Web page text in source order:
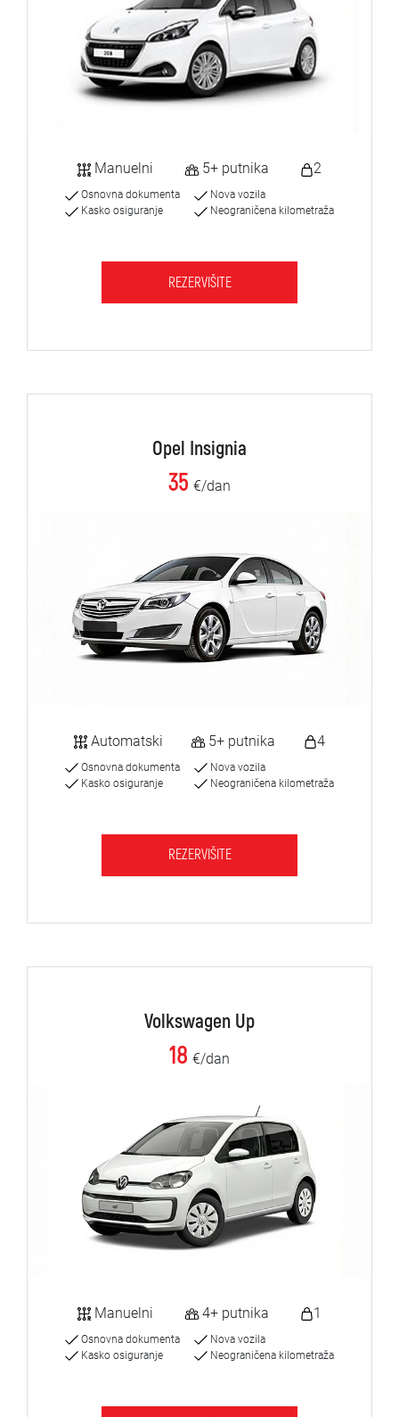
Manuelni 5+ putnika 2
Osnovna dokumenta
Kasko osiguranje
Nova vozila
Neograničena kilometraža
REZERVIŠITE
Opel Insignia
35 €/dan
Automatski 5+ putnika 4
Osnovna dokumenta
Kasko osiguranje
Nova vozila
Neograničena kilometraža
REZERVIŠITE
Volkswagen Up
18 €/dan
Manuelni 4+ putnika 1
Osnovna dokumenta
Kasko osiguranje
Nova vozila
Neograničena kilometraža